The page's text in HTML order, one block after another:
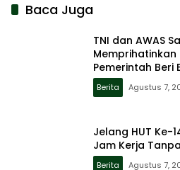
Baca Juga
TNI dan AWAS
Memprihatinkan
Pemerintah Beri
Berita Agustus 7,
Jelang HUT Ke-
Jam Kerja
Berita Agustus 7,